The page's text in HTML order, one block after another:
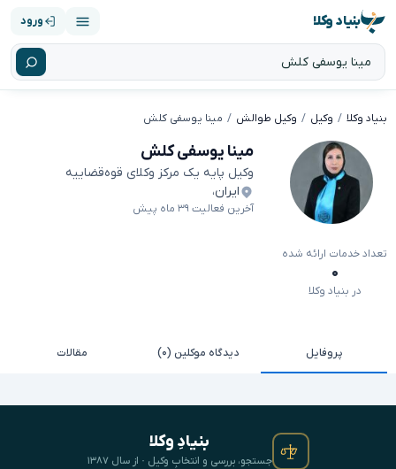
بنیاد وکلا ورود
بنیاد وکلا وکیل وکیل طوالش مینا یوسفی کلش
مینا یوسفی کلش
وکیل پایه یک مرکز وکلای قوه‌قضاییه
ایران،
آخرین فعالیت ۳۹ ماه پیش
تعداد خدمات ارائه شده
۰
در بنیاد وکلا
پروفایل دیدگاه موکلین (۰) مقالات
بنیادِ وکلا
جستجو، بررسی و انتخابِ وکیل · از سال ۱۳۸۷